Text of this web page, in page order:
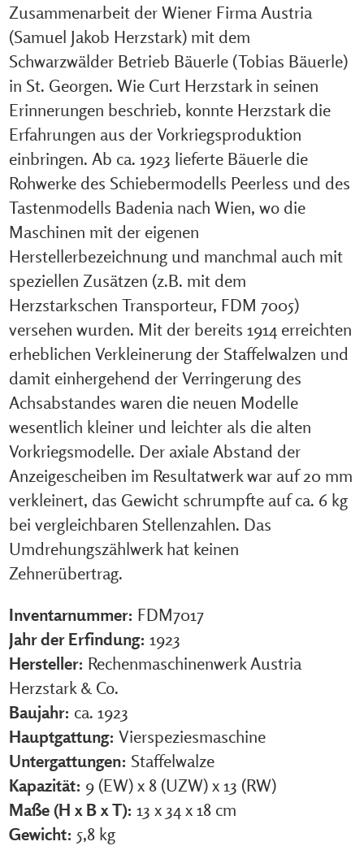
Zusammenarbeit der Wiener Firma Austria
(Samuel Jakob Herzstark) mit dem
Schwarzwälder Betrieb Bäuerle (Tobias Bäuerle)
in St. Georgen. Wie Curt Herzstark in seinen
Erinnerungen beschrieb, konnte Herzstark die
Erfahrungen aus der Vorkriegsproduktion
einbringen. Ab ca. 1923 lieferte Bäuerle die
Rohwerke des Schiebermodells Peerless und des
Tastenmodells Badenia nach Wien, wo die
Maschinen mit der eigenen
Herstellerbezeichnung und manchmal auch mit
speziellen Zusätzen (z.B. mit dem
Herzstarkschen Transporteur, FDM 7005)
versehen wurden. Mit der bereits 1914 erreichten
erheblichen Verkleinerung der Staffelwalzen und
damit einhergehend der Verringerung des
Achsabstandes waren die neuen Modelle
wesentlich kleiner und leichter als die alten
Vorkriegsmodelle. Der axiale Abstand der
Anzeigescheiben im Resultatwerk war auf 20 mm
verkleinert, das Gewicht schrumpfte auf ca. 6 kg
bei vergleichbaren Stellenzahlen. Das
Umdrehungszählwerk hat keinen
Zehnerübertrag.
Inventarnummer: FDM7017
Jahr der Erfindung: 1923
Hersteller: Rechenmaschinenwerk Austria
Herzstark & Co.
Baujahr: ca. 1923
Hauptgattung: Vierspeziesmaschine
Untergattungen: Staffelwalze
Kapazität: 9 (EW) x 8 (UZW) x 13 (RW)
Maße (H x B x T): 13 x 34 x 18 cm
Gewicht: 5,8 kg